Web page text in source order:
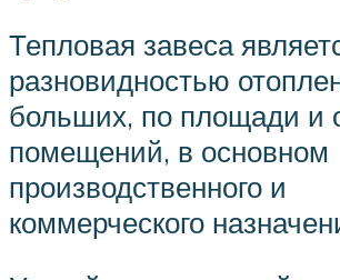
Тепловая завеса
разновидностью
больших, по площади и
помещений, в основном
производственного и
коммерческого